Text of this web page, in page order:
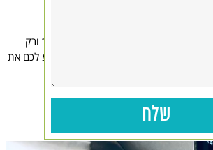
זה משהו שיהיה כדאי לכם לעשות אך ורק
בדמותה של בי דיגיטל, אשר תוכל להציע לכם את
שלכם ולדאוג לשביעות רצונכם באופן...